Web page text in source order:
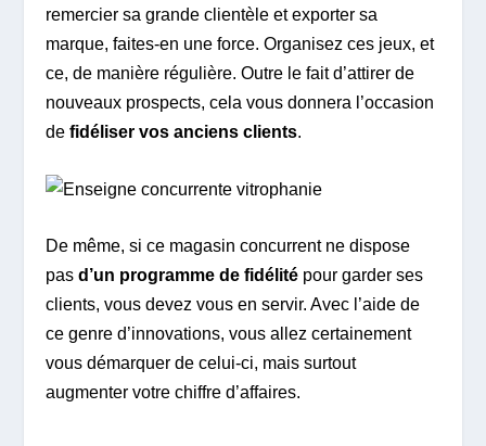
remercier sa grande clientèle et exporter sa
marque, faites-en une force. Organisez ces jeux, et
ce, de manière régulière. Outre le fait d’attirer de
nouveaux prospects, cela vous donnera l’occasion
defidéliser vos anciens clients.
De même, si ce magasin concurrent ne dispose
pasd’un programme de fidélité pour garder ses
clients, vous devez vous en servir. Avec l’aide de
ce genre d’innovations, vous allez certainement
vous démarquer de celui-ci, mais surtout
augmenter votre chiffre d’affaires.